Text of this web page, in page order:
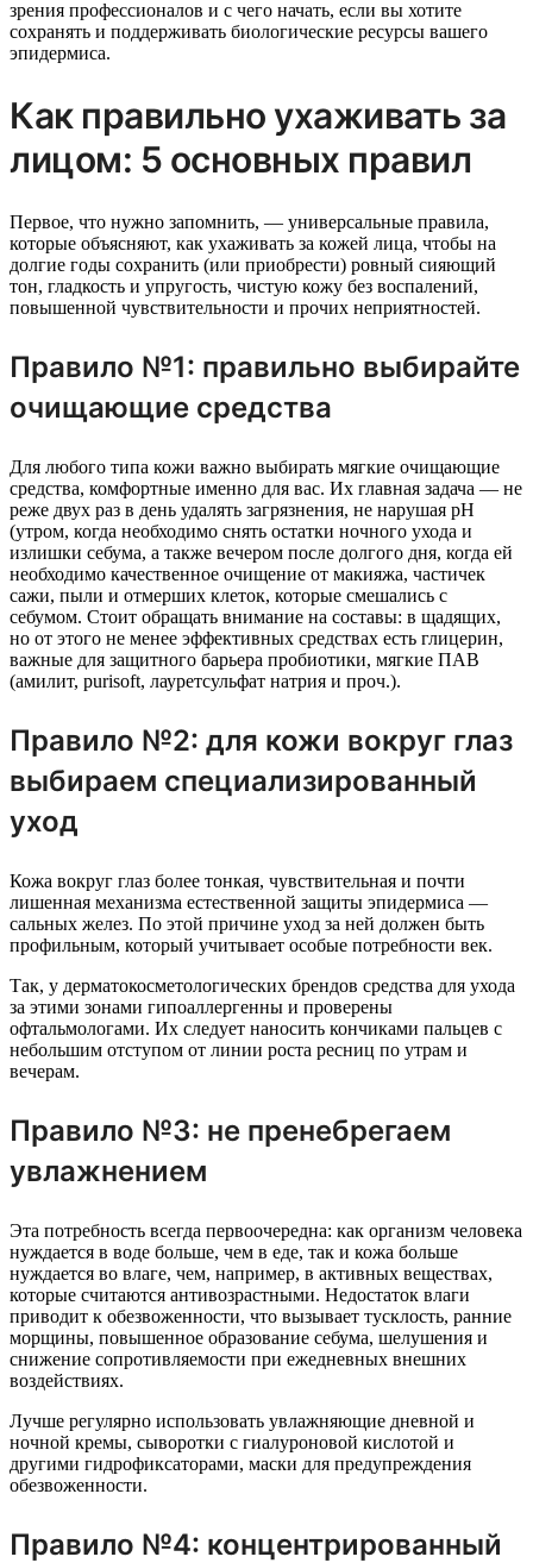
зрения профессионалов и с чего начать, если вы хотите
сохранять и поддерживать биологические ресурсы вашего
эпидермиса.
Как правильно ухаживать за
лицом: 5 основных правил
Первое, что нужно запомнить, — универсальные правила,
которые объясняют, как ухаживать за кожей лица, чтобы на
долгие годы сохранить (или приобрести) ровный сияющий
тон, гладкость и упругость, чистую кожу без воспалений,
повышенной чувствительности и прочих неприятностей.
Правило №1: правильно выбирайте
очищающие средства
Для любого типа кожи важно выбирать мягкие очищающие
средства, комфортные именно для вас. Их главная задача — не
реже двух раз в день удалять загрязнения, не нарушая pH
(утром, когда необходимо снять остатки ночного ухода и
излишки себума, а также вечером после долгого дня, когда ей
необходимо качественное очищение от макияжа, частичек
сажи, пыли и отмерших клеток, которые смешались с
себумом. Стоит обращать внимание на составы: в щадящих,
но от этого не менее эффективных средствах есть глицерин,
важные для защитного барьера пробиотики, мягкие ПАВ
(амилит, purisoft, лауретсульфат натрия и проч.).
Правило №2: для кожи вокруг глаз
выбираем специализированный
уход
Кожа вокруг глаз более тонкая, чувствительная и почти
лишенная механизма естественной защиты эпидермиса —
сальных желез. По этой причине уход за ней должен быть
профильным, который учитывает особые потребности век.
Так, у дерматокосметологических брендов средства для ухода
за этими зонами гипоаллергенны и проверены
офтальмологами. Их следует наносить кончиками пальцев с
небольшим отступом от линии роста ресниц по утрам и
вечерам.
Правило №3: не пренебрегаем
увлажнением
Эта потребность всегда первоочередна: как организм человека
нуждается в воде больше, чем в еде, так и кожа больше
нуждается во влаге, чем, например, в активных веществах,
которые считаются антивозрастными. Недостаток влаги
приводит к обезвоженности, что вызывает тусклость, ранние
морщины, повышенное образование себума, шелушения и
снижение сопротивляемости при ежедневных внешних
воздействиях.
Лучше регулярно использовать увлажняющие дневной и
ночной кремы, сыворотки с гиалуроновой кислотой и
другими гидрофиксаторами, маски для предупреждения
обезвоженности.
Правило №4: концентрированный